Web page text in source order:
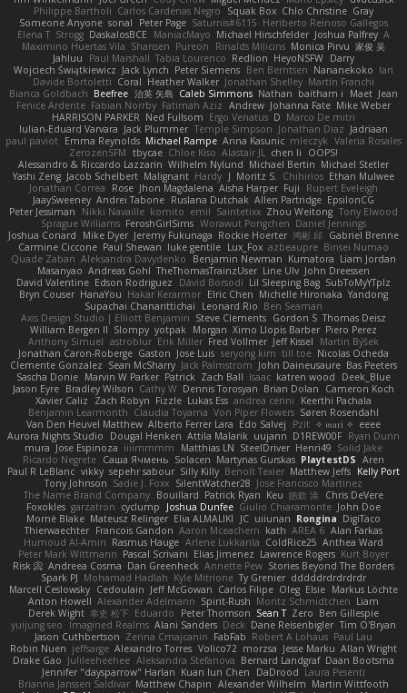
Philippe Bartholi Carlos Cardenas Negro Squak Box Chlo Christine Gray
Someone Anyone sonal Peter Page Saturnis#6115 Heriberto Reinoso Gallegos
Elena T Strogg DaskalosBCE ManiacMayo Michael Hirschfelder Joshua Palfrey A
Maximino Huertas Vila Shansen Pureon Rinalds Miļicins Monica Pirvu 家俊 吴
Jahluu
Paul Marshall Tabia Lourenco Redlion HeyoNSFW Darry
Wojciech Świątkiewicz Jack Lynch Peter Siemens Ben Berntsen Nananekoko Ian
Davide Bortoletti Coral Heather Walker Jonathan Shelley Martín Franchi
Bianca Goldbach Beefree 治英 矢島 Caleb Simmons Nathan baitham i Maet Jean
Fenice Ardente Fabian Norrby Fatimah Aziz Andrew Johanna Fate Mike Weber
HARRISON PARKER Ned Fullsom Ergo Venatus D Marco De mitri
Iulian-Eduard Varvara Jack Plummer Temple Simpson Jonathan Diaz Jadriaan
paul paviot Emma Reynolds Michael Rampe Anna Kasunic mleczyk Valeria Rosales
ZerozenSFM tbycae Chloe Kiso Alastair JL chen li
OOPS!
Alessandro & Riccardo Lazzarin Wilhelm Nylund Michael Bertin Michael Stetler
Yashi Zeng Jacob Schelbert Malignant Hardy J Moritz S. Chihirios Ethan Mulwee
Jonathan Correa
Rose Jhon Magdalena Aisha Harper Fuji
Rupert Eveleigh
JaaySweeney Andrei Tabone Ruslana Dutchak Allen Partridge EpsilonCG
Peter Jessiman
Nikki Navaille komito emil Saintetixx Zhou Weitong Tony Elwood
Sprague Williams FeroshGirlSims Worawut Pongchen Daniel Jennings
Joshua Conard
Mike Dyer Jeremy Fukunaga Rockie Hoerter 鸿彬 邱 Gabriel Brenne
Carmine Ciccone Paul Shewan luke gentile Lux_Fox azbeaupre Binsei Numao
Quade Zaban Aleksandra Davydenko Benjamin Newman Kumatora Liam Jordan
Masanyao Andreas Gohl TheThomasTrainzUser Line Ulv John Dreessen
David Valentine Edson Rodriguez Dávid Borsodi Lil Sleeping Bag SubToMyYTplz
Bryn Couser HanaYou Hakar Kerarmor Elric Chen Michelle Hironaka Yandong
Supachai Chanarittichai
Leonard Rio Ben Seaman
Axis Design Studio | Elliott Benjamin Steve Clements Gordon S Thomas Deisz
William Bergen II Slompy yotpak Morgan Ximo Llopis Barber Piero Perez
Anthony Simuel astroblur Erik Miller Fred Vollmer Jeff Kissel
Martin Býšek
Jonathan Caron-Roberge Gaston Jose Luis seryong kim till toe Nicolas Ocheda
Clemente Gonzalez Sean McSharry Jack Palmstrom John Daineusaure Bas Peeters
Sascha Donie Marvin W Parker Patrick Zach Ball Isaac katren wood
Deek_Blue
Jason Eyre Bradley Wilson Cathy W Dennis Torosyan Brian Dolan
Cameron Koch
Xavier Caliz
Zach Robyn Fizzle Lukas Ess andrea cerini
Keerthi Pachala
Benjamin Learmonth Claudia Toyama Von Piper Flowers Søren Rosendahl
Van Den Heuvel Matthew Alberto Ferrer Lara Edo Salvej Pzit ✧ 𝔪𝔞𝔯𝔦 ✧ eeee
Aurora Nights Studio
Dougal Henken Attila Malarik uujann D1REW00F Ryan Dunn
mura Jose Espinoza iiiimmmm Matthias LN SteelDriver Henri49 Solid Jake
Ricardo Negrete Саша Ячмень Solacen Martynas Gurskas PlaytestDS Aren
Paul R LeBlanc vikky sepehr sabour Silly Killy Benoît Texier Matthew Jeffs Kelly Port
Tony Johnson Sadie J. Foxx SilentWatcher28 Jose Francisco Martinez
The Name Brand Company Bouillard Patrick Ryan Keu 皓欽 涂 Chris DeVere
Foxokles garzatron cyclump Joshua Dunfee Giulio Chiaramonte John Doe
Mornè Blake Mateusz Relinger Elia ALMALIKI JC uiiunan Rongina DigiTaco
Thierwaechter Francois Gandon Aaron Mceachern kath AREA 6 Alan Farkas
Humoud Al-Amiri Rasmus Hauge Arlene Lukkarila ColdRice25 Anthea Ward
Peter Mark Wittmann Pascal Scrivani Elias Jimenez Lawrence Rogers Kurt Boyer
Risk 📀 Andreea Cosma Dan Greenheck Annette Pew Stories Beyond The Borders
Spark PJ Mohamad Hadlah Kyle Mitrione Ty Grenier dddddrdrdrdrdr
Marcell Ceslowsky Cedoulain Jeff McGowan Carlos Filipe Oleg Elsie Markus Löchte
Anton Howell Alexander Adelmann Spirit-Rush Moritz Schmidtchen Liam
Derek Wight 幸史 松下 Eduardo Peter Thomson Sean T Zero Ben Gillespie
yuijung seo
Imagined Realms Alani Sanders Deck Dane Reisenbigler Tim O'Bryan
Jason Cuthbertson Zerina Cmajcanin FabFab Robert A Lohaus Paul Lau
Robin Nuen jeffsarge Alexandro Torres Volico72 morzsa Jesse Marku Allan Wright
Drake Gao Julileeheehee Aleksandra Stefanova Bernard Landgraf Daan Bootsma
Jennifer "daysparrow" Harlan Kuan lun Chen DaDrood Laura Pesenti
Brianna Janssen Saldivar Matthew Chapin Alexander Wilhelm Martin Wittfooth